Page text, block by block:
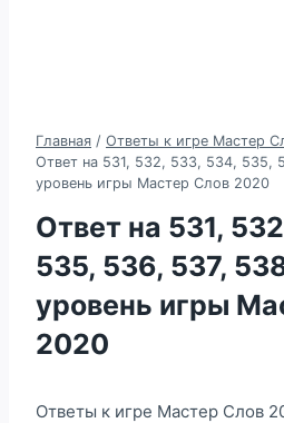
Главная / Ответы к игре Мастер
Ответ на 531, 532, 533, 534, 535,
уровень игры Мастер Слов 2020
Ответ на 531,
535, 536, 537,
уровень игры
2020
Ответы к игре Мастер Слов